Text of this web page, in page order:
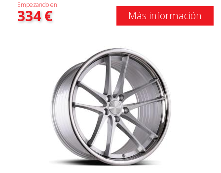
Empezando en:
334€ Más información